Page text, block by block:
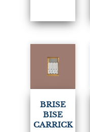
BRISE
BISE
CARRICK